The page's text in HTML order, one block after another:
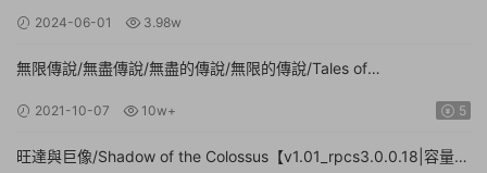
2024-06-01 3.98w
無限傳說/無盡傳說/無盡的傳說/無限的傳說/Tales of
2021-10-07 10w+ 5
旺達與巨像/Shadow of the Colossus【v1.01_rpcs3.0.0.18|容量